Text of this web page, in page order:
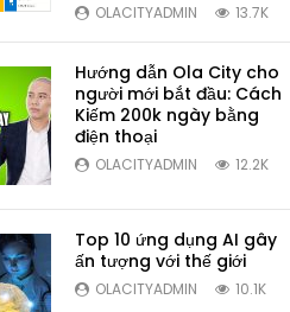
OLACITYADMIN 13.7K
Hướng dẫn Ola City cho
người mới bắt đầu: Cách
Kiếm 200k ngày bằng
điện thoại
OLACITYADMIN 12.2K
Top 10 ứng dụng AI gây
ấn tượng với thế giới
OLACITYADMIN 10.1K